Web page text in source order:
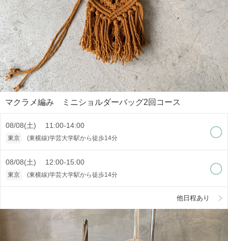
マクラメ編み ミニショルダーバッグ2回コース
08/08(土) 11:00-14:00
東京 (東横線)学芸大学駅から徒歩14分
08/08(土) 12:00-15:00
東京 (東横線)学芸大学駅から徒歩14分
他日程あり